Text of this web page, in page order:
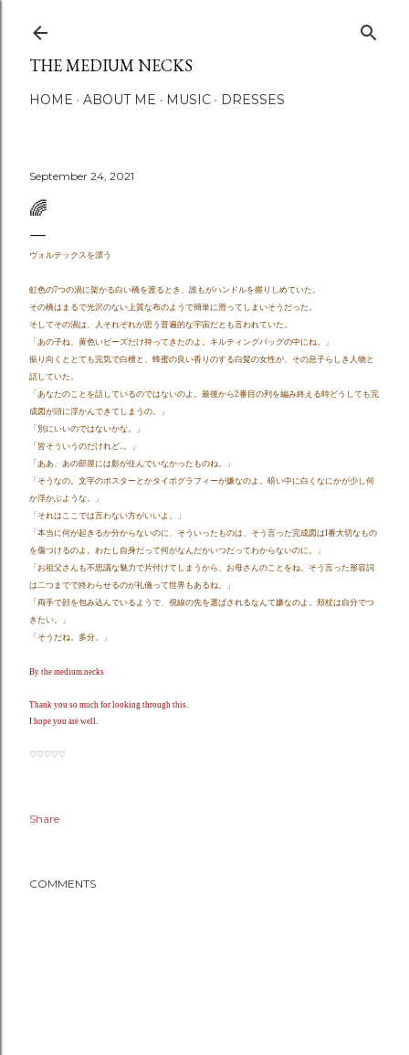
THE MEDIUM NECKS
HOME ABOUT ME MUSIC DRESSES
September 24, 2021
🌈
ヴォルテックスを漂う
虹色の7つの渦に架かる白い橋を渡るとき、誰もがハンドルを握りしめていた。
その橋はまるで光沢のない上質な布のようで簡単に滑ってしまいそうだった。
そしてその渦は、人それぞれが思う普遍的な宇宙だとも言われていた。
「あの子ね、黄色いビーズだけ持ってきたのよ。キルティングバッグの中にね。」
振り向くととても完気で白檀と、蜂蜜の良い香りのする白髪の女性が、その息子らしき人物と
話していた。
「あなたのことを話しているのではないのよ。最後から2番目の列を編み終える時どうしても完
成図が頭に浮かんできてしまうの。」
「別にいいのではないかな。」
「皆そういうのだけれど..。」
「ああ、あの部屋には影が住んでいなかったものね。」
「そうなの。文字のポスターとかタイポグラフィーが嫌なのよ。暗い中に白くなにかが少し何
か浮かぶような。」
「それはここでは言わない方がいいよ。」
「本当に何が起きるか分からないのに、そういったものは、そう言った完成図は1番大切なもの
を傷つけるのよ。わたし自身だって何がなんだかいつだってわからないのに。」
「お祖父さんも不思議な魅力で片付けてしまうから、お母さんのことをね。そう言った形容詞
は二つまでで終わらせるのが礼儀って世界もあるね。」
「両手で顔を包み込んでいるようで、視線の先を選ばされるなんて嫌なのよ。頬杖は自分でつ
きたい。」
「そうだね。多分。」
By the medium necks
Thank you so much for looking through this.
I hope you are well.
♡♡♡♡♡
Share
COMMENTS